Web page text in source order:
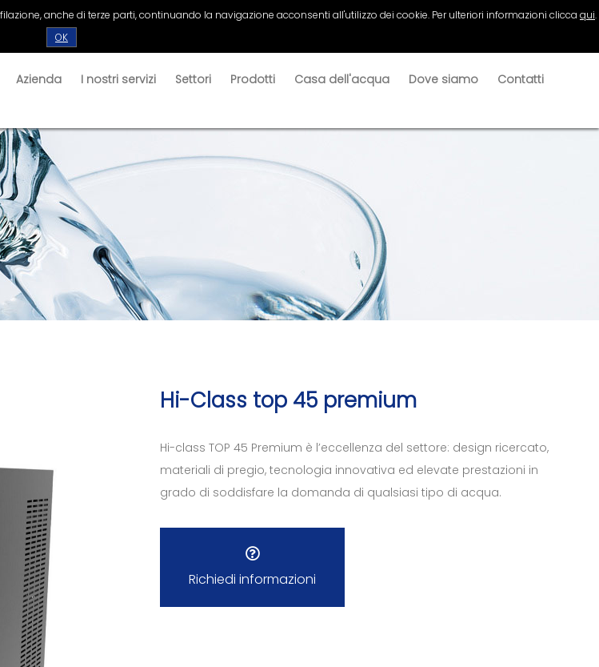
anche di terze parti, continuando la navigazione acconsenti all'utilizzo dei cookie. Per ulteriori informazioni clicca qui.
OK
Azienda I nostri servizi Settori Prodotti Casa dell'acqua Dove siamo Contatti
Hi-Class top 45 premium
Hi-class TOP 45 Premium è l’eccellenza del settore: design ricercato,
materiali di pregio, tecnologia innovativa ed elevate prestazioni in
grado di soddisfare la domanda di qualsiasi tipo di acqua.
Richiedi informazioni